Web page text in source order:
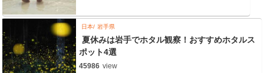
日本 岩手県
夏休みは岩手でホタル観察！おすすめホタルス
ポット4選
45986 view